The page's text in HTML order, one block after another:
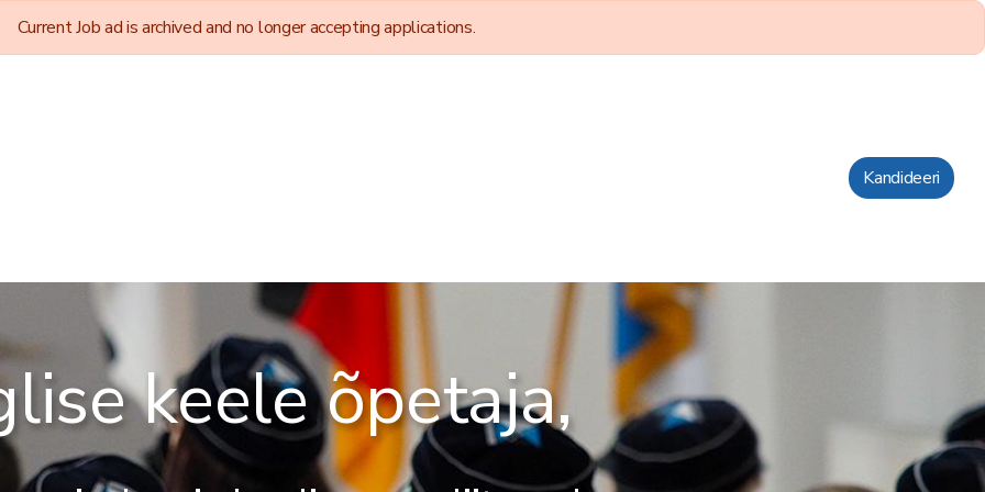
Current Job ad is archived and no longer accepting applications.
Kandideeri
keele õpetaja,